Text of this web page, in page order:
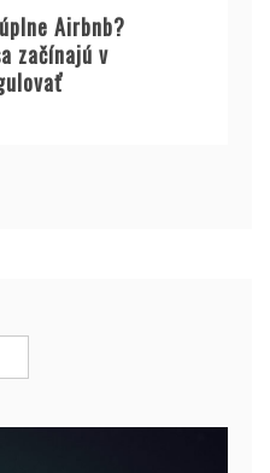
Airbnb?
začínajú v